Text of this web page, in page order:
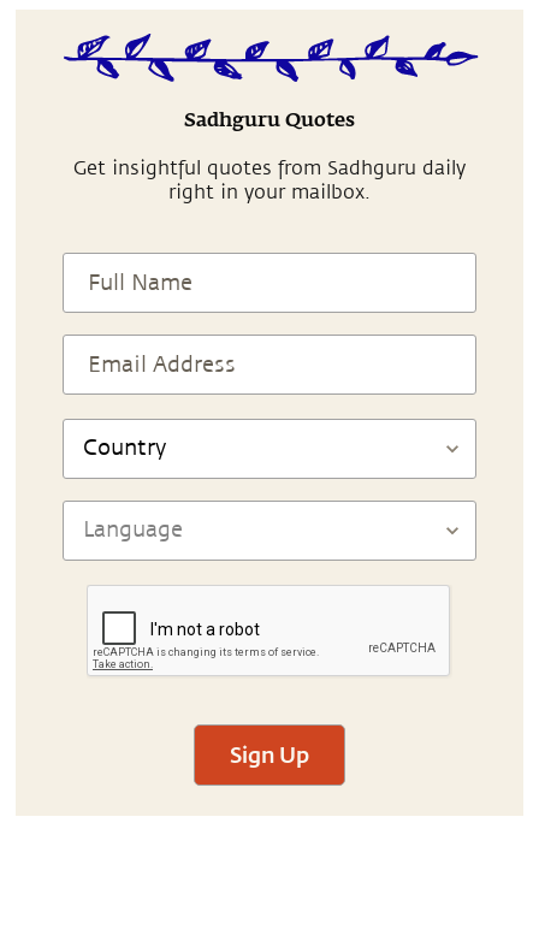
Sadhguru Quotes
Get insightful quotes from Sadhguru daily
right in your mailbox.
Sign Up